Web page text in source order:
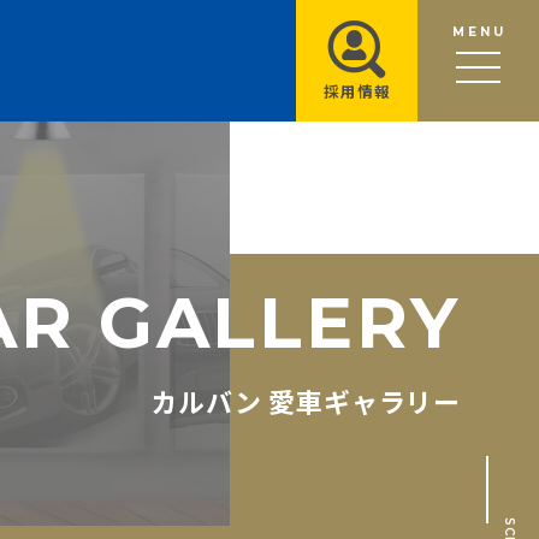
MENU
採用情報
R GALLERY
カルバン 愛車ギャラリー